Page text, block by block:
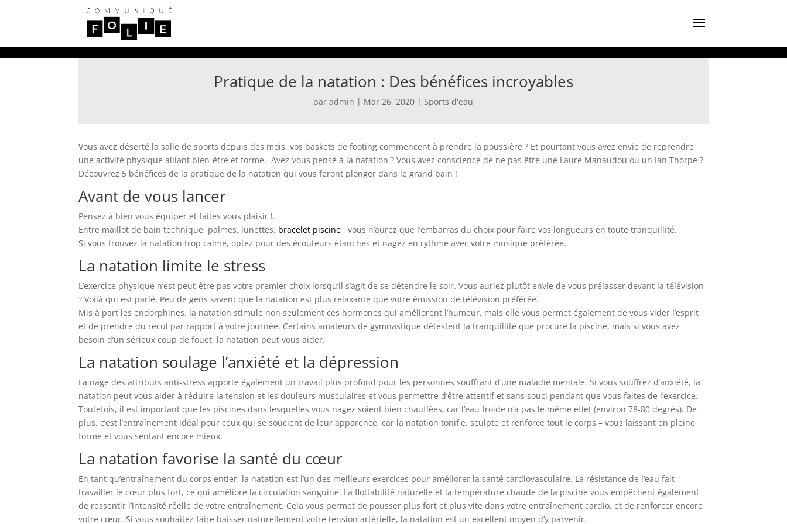
Pratique de la natation : Des bénéfices incroyables
paradmin | Mar 26, 2020 | Sports d'eau
Vous avez déserté la salle de sports depuis des mois, vos baskets de footing commencent à prendre la poussière ? Et pourtant vous avez envie de reprendre
une activité physique alliant bien-être et forme. Avez-vous pensé à la natation ? Vous avez conscience de ne pas être une Laure Manaudou ou un Ian Thorpe ?
Découvrez 5 bénéfices de la pratique de la natation qui vous feront plonger dans le grand bain !
Avant de vous lancer
Pensez à bien vous équiper et faites vous plaisir !.
Entre maillot de bain technique, palmes, lunettes, bracelet piscine , vous n’aurez que l’embarras du choix pour faire vos longueurs en toute tranquillité.
Si vous trouvez la natation trop calme, optez pour des écouteurs étanches et nagez en rythme avec votre musique préférée.
La natation limite le stress
L’exercice physique n’est peut-être pas votre premier choix lorsqu’il s’agit de se détendre le soir. Vous auriez plutôt envie de vous prélasser devant la télévision
? Voilà qui est parlé. Peu de gens savent que la natation est plus relaxante que votre émission de télévision préférée.
Mis à part les endorphines, la natation stimule non seulement ces hormones qui améliorent l’humeur, mais elle vous permet également de vous vider l’esprit
et de prendre du recul par rapport à votre journée. Certains amateurs de gymnastique détestent la tranquillité que procure la piscine, mais si vous avez
besoin d’un sérieux coup de fouet, la natation peut vous aider.
La natation soulage l’anxiété et la dépression
La nage des attributs anti-stress apporte également un travail plus profond pour les personnes souffrant d’une maladie mentale. Si vous souffrez d’anxiété, la
natation peut vous aider à réduire la tension et les douleurs musculaires et vous permettre d’être attentif et sans souci pendant que vous faites de l’exercice.
Toutefois, il est important que les piscines dans lesquelles vous nagez soient bien chauffées, car l’eau froide n’a pas le même effet (environ 78-80 degrés). De
plus, c’est l’entraînement idéal pour ceux qui se soucient de leur apparence, car la natation tonifie, sculpte et renforce tout le corps – vous laissant en pleine
forme et vous sentant encore mieux.
La natation favorise la santé du cœur
En tant qu’entraînement du corps entier, la natation est l’un des meilleurs exercices pour améliorer la santé cardiovasculaire. La résistance de l’eau fait
travailler le cœur plus fort, ce qui améliore la circulation sanguine. La flottabilité naturelle et la température chaude de la piscine vous empêchent également
de ressentir l’intensité réelle de votre entraînement. Cela vous permet de pousser plus fort et plus vite dans votre entraînement cardio, et de renforcer encore
votre cœur. Si vous souhaitez faire baisser naturellement votre tension artérielle, la natation est un excellent moyen d’y parvenir.